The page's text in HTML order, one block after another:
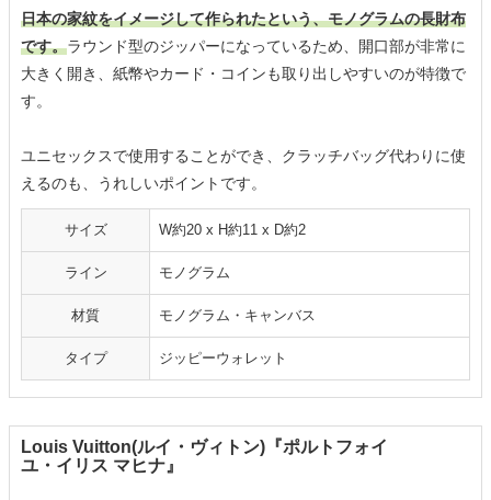
日本の家紋をイメージして作られたという、モノグラムの長財布
です。ラウンド型のジッパーになっているため、開口部が非常に
大きく開き、紙幣やカード・コインも取り出しやすいのが特徴で
す。
ユニセックスで使用することができ、クラッチバッグ代わりに使
えるのも、うれしいポイントです。
サイズ W約20 x H約11 x D約2
ライン モノグラム
材質 モノグラム・キャンバス
タイプ ジッピーウォレット
Louis Vuitton(ルイ・ヴィトン)『ポルトフォイ
ユ・イリス マヒナ』